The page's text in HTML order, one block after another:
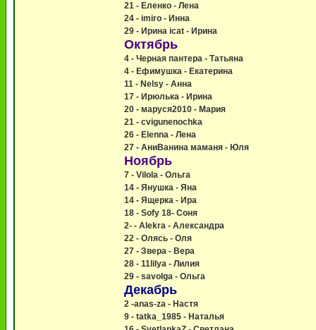
21 - Еленко - Лена
24 - imiro - Инна
29 - Ирина icat - Ирина
Октябрь
4 - Черная пантера - Татьяна
4 - Ефимушка - Екатерина
11 - Nelsy - Анна
17 - Ирюлька - Ирина
20 - маруся2010 - Мария
21 - cvigunenochka
26 - Elenna - Лена
27 - АниВанина маманя - Юля
Ноябрь
7 - Vilola - Ольга
14 - Янушка - Яна
14 - Ящерка - Ира
18 - Sofy 18- Соня
2- - Alekra - Александра
22 - Олясь - Оля
27 - Звера - Вера
28 - 11lilya - Лилия
29 - savolga - Ольга
Декабрь
2 -anas-za - Настя
9 - tatka_1985 - Наталья